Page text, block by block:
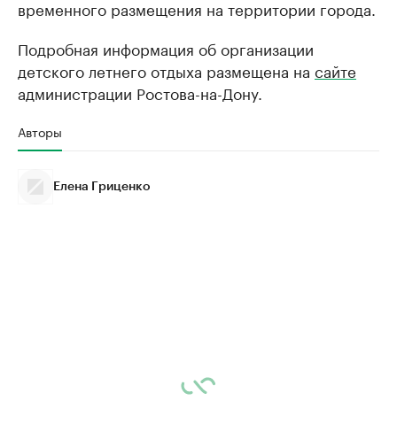
временного размещения на территории города.
Подробная информация об организации
детского летнего отдыха размещена на сайте
администрации Ростова-на-Дону.
Авторы
Елена Гриценко